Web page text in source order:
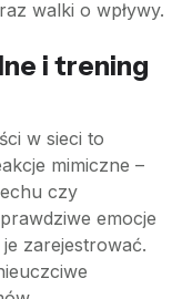
walki o wpływy.
i trening
w sieci to
mimiczne –
czy
emocje
zarejestrować.